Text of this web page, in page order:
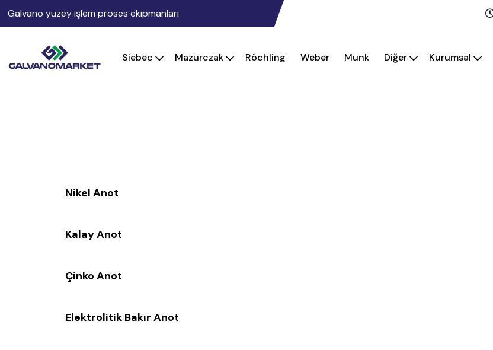
Galvano yüzey işlem proses ekipmanları
Siebec Mazurczak Röchling Weber Munk Diğer Kurumsal
Nikel Anot
Kalay Anot
Çinko Anot
Elektrolitik Bakır Anot